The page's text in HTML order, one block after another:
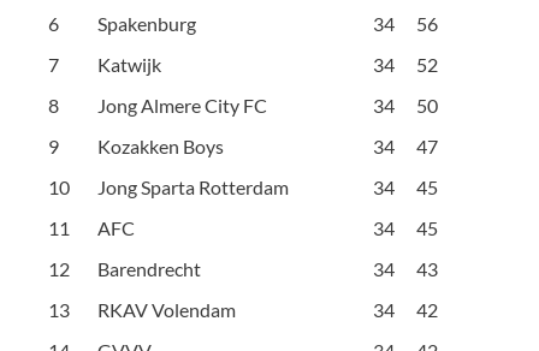
6
Spakenburg 34
56
7
Katwijk 34
52
8
Jong Almere City FC 34
50
9
Kozakken Boys 34
47
10
Jong Sparta Rotterdam 34
45
11
AFC 34
45
12
Barendrecht 34
43
13
RKAV Volendam 34
42